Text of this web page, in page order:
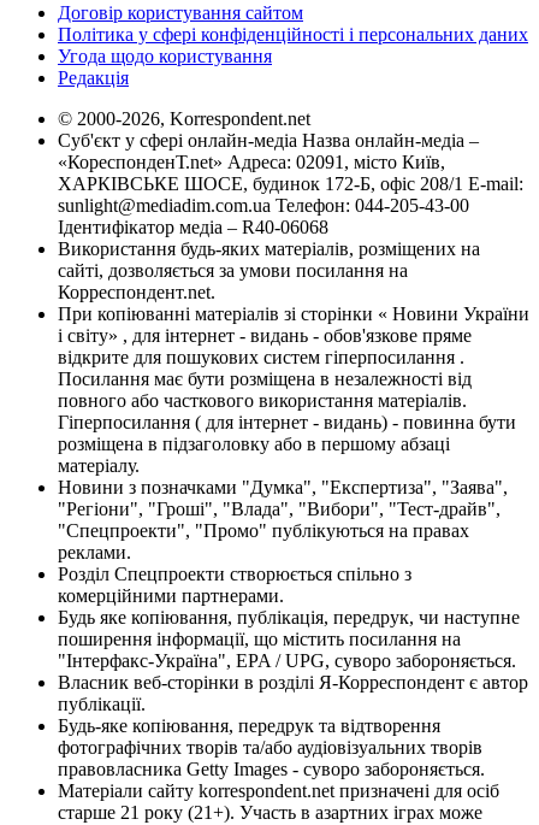
Договір користування сайтом
Політика у сфері конфіденційності і персональних даних
Угода щодо користування
Редакція
© 2000-2026, Korrespondent.net
Суб'єкт у сфері онлайн-медіа Назва онлайн-медіа –
«КореспонденТ.net» Адреса: 02091, місто Київ,
ХАРКІВСЬКЕ ШОСЕ, будинок 172-Б, офіс 208/1 E-mail:
sunlight@mediadim.com.ua Телефон: 044-205-43-00
Ідентифікатор медіа – R40-06068
Використання будь-яких матеріалів, розміщених на
сайті, дозволяється за умови посилання на
Корреспондент.net.
При копіюванні матеріалів зі сторінки « Новини України
і світу» , для інтернет - видань - обов'язкове пряме
відкрите для пошукових систем гіперпосилання .
Посилання має бути розміщена в незалежності від
повного або часткового використання матеріалів.
Гіперпосилання ( для інтернет - видань) - повинна бути
розміщена в підзаголовку або в першому абзаці
матеріалу.
Новини з позначками "Думка", "Експертиза", "Заява",
"Регіони", "Гроші", "Влада", "Вибори", "Тест-драйв",
"Спецпроекти", "Промо" публікуються на правах
реклами.
Розділ Спецпроекти створюється спільно з
комерційними партнерами.
Будь яке копіювання, публікація, передрук, чи наступне
поширення інформації, що містить посилання на
"Інтерфакс-Україна", EPA / UPG, суворо забороняється.
Власник веб-сторінки в розділі Я-Корреспондент є автор
публікації.
Будь-яке копіювання, передрук та відтворення
фотографічних творів та/або аудіовізуальних творів
правовласника Getty Images - суворо забороняється.
Матеріали сайту korrespondent.net призначені для осіб
старше 21 року (21+). Участь в азартних іграх може